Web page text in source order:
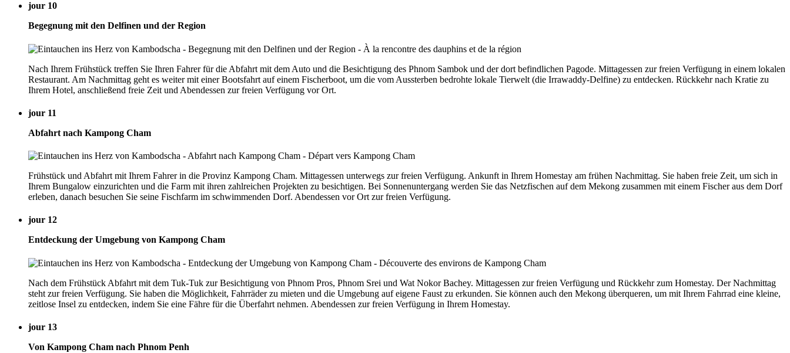
jour 10
Begegnung mit den Delfinen und der Region
Nach Ihrem Frühstück treffen Sie Ihren Fahrer für die Abfahrt mit dem Auto und die Besichtigung des Phnom Sambok und der dort befindlichen Pagode. Mittagessen zur freien Verfügung in einem lokalen
Restaurant. Am Nachmittag geht es weiter mit einer Bootsfahrt auf einem Fischerboot, um die vom Aussterben bedrohte lokale Tierwelt (die Irrawaddy-Delfine) zu entdecken. Rückkehr nach Kratie zu
Ihrem Hotel, anschließend freie Zeit und Abendessen zur freien Verfügung vor Ort.
jour 11
Abfahrt nach Kampong Cham
Frühstück und Abfahrt mit Ihrem Fahrer in die Provinz Kampong Cham. Mittagessen unterwegs zur freien Verfügung. Ankunft in Ihrem Homestay am frühen Nachmittag. Sie haben freie Zeit, um sich in
Ihrem Bungalow einzurichten und die Farm mit ihren zahlreichen Projekten zu besichtigen. Bei Sonnenuntergang werden Sie das Netzfischen auf dem Mekong zusammen mit einem Fischer aus dem Dorf
erleben, danach besuchen Sie seine Fischfarm im schwimmenden Dorf. Abendessen vor Ort zur freien Verfügung.
jour 12
Entdeckung der Umgebung von Kampong Cham
Nach dem Frühstück Abfahrt mit dem Tuk-Tuk zur Besichtigung von Phnom Pros, Phnom Srei und Wat Nokor Bachey. Mittagessen zur freien Verfügung und Rückkehr zum Homestay. Der Nachmittag
steht zur freien Verfügung. Sie haben die Möglichkeit, Fahrräder zu mieten und die Umgebung auf eigene Faust zu erkunden. Sie können auch den Mekong überqueren, um mit Ihrem Fahrrad eine kleine,
zeitlose Insel zu entdecken, indem Sie eine Fähre für die Überfahrt nehmen. Abendessen zur freien Verfügung in Ihrem Homestay.
jour 13
Von Kampong Cham nach Phnom Penh